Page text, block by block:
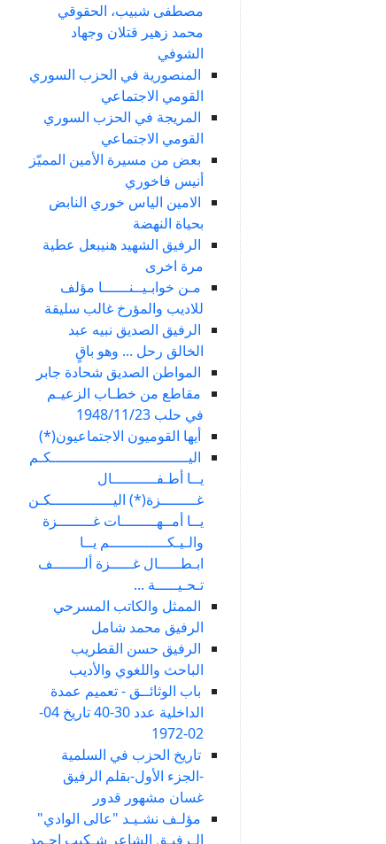
مصطفى شبيب، الحقوقي
محمد زهير قتلان وجهاد
الشوفي
المنصورية في الحزب السوري
القومي الاجتماعي
المريجة في الحزب السوري
القومي الاجتماعي
بعض من مسيرة الأمين المميّز
أنيس فاخوري
الامين الياس خوري النابض
بحياة النهضة
الرفيق الشهيد هنيبعل عطية
مرة اخرى
مـن خوابـيــنــــــا مؤلف
للاديب والمؤرخ غالب سليقة
الرفيق الصديق نبيه عبد
الخالق رحل ... وهو باقٍ
المواطن الصديق شحادة جابر
مقاطع من خطـاب الزعيـم
في حلب 1948/11/23
أيها القوميون الاجتماعيون(*)
اليـــــــــــــــــــــــــــــــكـم
يــا أطـفــــــــــال
غــــــــزة(*) اليــــــــــــــكـن
يــا أمــهــــــــات غــــــــزة
والـيـكـــــــــــــم يــا
ابـطـــــال غـــــزة ألـــــــف
تـحـيـــــة ...
الممثل والكاتب المسرحي
الرفيق محمد شامل
الرفيق حسن القطريب
الباحث واللغوي والأديب
باب الوثائــق - تعميم عمدة
الداخلية عدد 30-40 تاريخ 04-
02-1972
تاريخ الحزب في السلمية
-الجزء الأول-بقلم الرفيق
غسان مشهور قدور
مؤلـف نشـيـد "عالى الوادي"
الـرفيـق الشاعر شـكيب احـمد